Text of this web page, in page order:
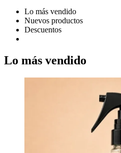
Lo más vendido
Nuevos productos
Descuentos
Lo más vendido